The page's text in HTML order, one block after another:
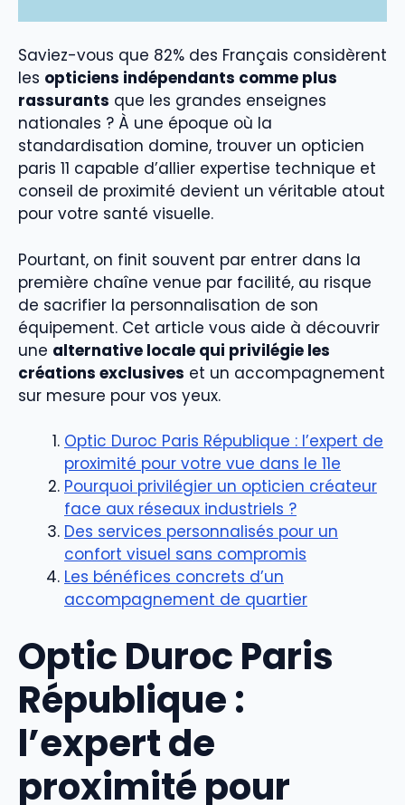
Saviez-vous que 82% des Français considèrent
les opticiens indépendants comme plus
rassurants que les grandes enseignes
nationales ? À une époque où la
standardisation domine, trouver un opticien
paris 11 capable d’allier expertise technique et
conseil de proximité devient un véritable atout
pour votre santé visuelle.
Pourtant, on finit souvent par entrer dans la
première chaîne venue par facilité, au risque
de sacrifier la personnalisation de son
équipement. Cet article vous aide à découvrir
une alternative locale qui privilégie les
créations exclusives et un accompagnement
sur mesure pour vos yeux.
Optic Duroc Paris République : l’expert de
proximité pour votre vue dans le 11e
Pourquoi privilégier un opticien créateur
face aux réseaux industriels ?
Des services personnalisés pour un
confort visuel sans compromis
Les bénéfices concrets d’un
accompagnement de quartier
Optic Duroc Paris
République :
l’expert de
proximité pour